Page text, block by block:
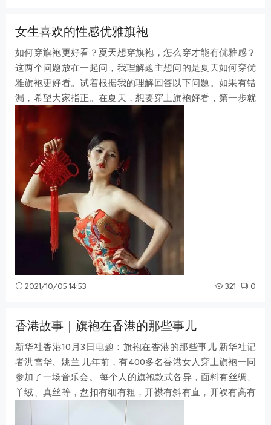
女生喜欢的性感优雅旗袍
如何穿旗袍更好看？夏天想穿旗袍，怎么穿才能有优雅感？
这两个问题放在一起问，我理解题主想问的是夏天如何穿优
雅旗袍更好看。试着根据我的理解回答以下问题。如果有错
漏，希望大家指正。在夏天，想要穿上旗袍好看，第一步就
是要根据自己的身材特点选择合适的
2021/10/05 14:53 321 0
香港故事｜旗袍在香港的那些事儿
新华社香港10月3日电题：旗袍在香港的那些事儿 新华社记
者洪雪华、姚兰 几年前，有400多名香港女人穿上旗袍一同
参加了一场音乐会。 每个人的旗袍款式各异，面料有丝绸、
羊绒、真丝等，盘扣有细有粗，开襟有斜有直，开衩有高有
低。有人手持团扇，有人肩披纱巾